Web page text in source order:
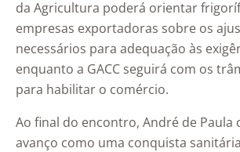
da Agricultura poderá orientar
empresas exportadoras sobre os
necessários para adequação às
enquanto a GACC seguirá com os
para habilitar o comércio.
Ao final do encontro, André de Paula
avanço como uma conquista